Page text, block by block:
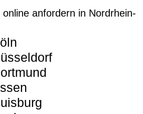
anfordern in Nordrhein-